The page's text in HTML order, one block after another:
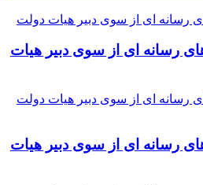
رسانه ای از سوی دبیر هیات
رسانه ای از سوی دبیر هیات